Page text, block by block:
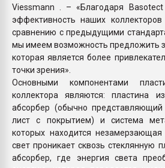
Viessmann . – «Благодаря
эффективность наших
сравнению с предыдущими
мы имеем возможность предложить
которая является более
точки зрения».
Основными компонентами
коллектора являются: пластина
абсорбер (обычно представляющий
лист с покрытием) и система
которых находится
свет проникает сквозь стеклянную
абсорбер, где энергия света